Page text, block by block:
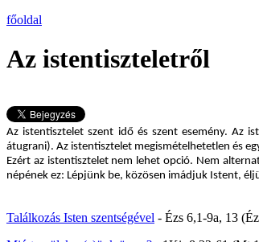
főoldal
Az istentiszteletről
Az istentisztelet szent idő és szent esemény. Az
átugrani). Az istentisztelet megismételhetetlen és
Ezért az istentisztelet nem lehet opció. Nem
népének ez: Lépjünk be, közösen imádjuk Istent,
Találkozás Isten szentségével - Ézs 6,1-9a, 13